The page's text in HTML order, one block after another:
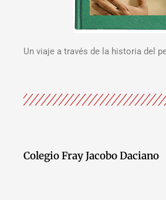
Un viaje a través de la historia del
Colegio Fray Jacobo Daciano